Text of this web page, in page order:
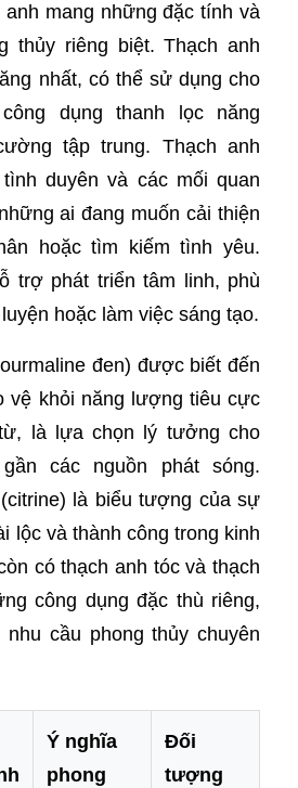
anh mang những đặc tính và
thủy riêng biệt. Thạch anh
nhất, có thể sử dụng cho
dụng thanh lọc năng
tập trung. Thạch anh
duyên và các mối quan
ai đang muốn cải thiện
hoặc tìm kiếm tình yêu.
trợ phát triển tâm linh, phù
hoặc làm việc sáng tạo.
đen) được biết đến
vệ khỏi năng lượng tiêu cực
là lựa chọn lý tưởng cho
các nguồn phát sóng.
là biểu tượng của sự
lộc và thành công trong kinh
có thạch anh tóc và thạch
công dụng đặc thù riêng,
cầu phong thủy chuyên
Ý nghĩa
phong
Đối
tượng